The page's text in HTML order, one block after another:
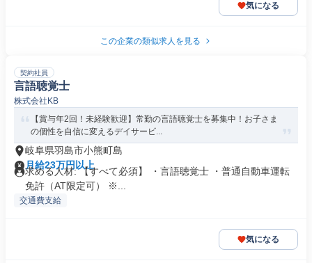
気になる
この企業の類似求人を見る
契約社員
言語聴覚士
株式会社KB
【賞与年2回！未経験歓迎】常勤の言語聴覚士を募集中！お子さま
の個性を自信に変えるデイサービ...
岐阜県羽島市小熊町島
月給23万円以上
求める人材: 【すべて必須】 ・言語聴覚士 ・普通自動車運転
免許（AT限定可） ※...
交通費支給
気になる